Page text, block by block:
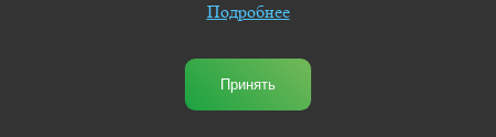
Подробнее
Принять